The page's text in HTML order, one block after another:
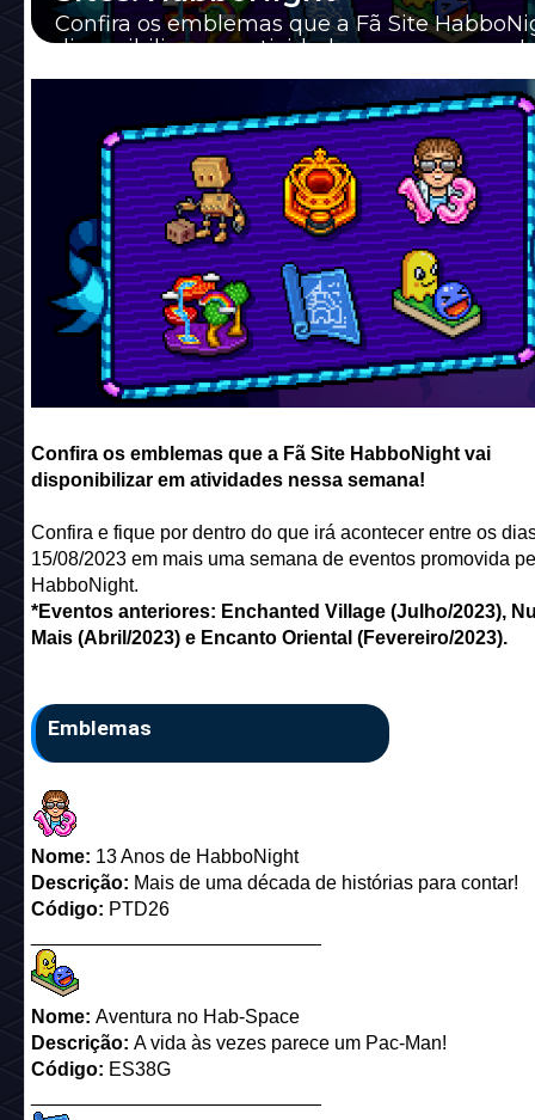
Confira os emblemas que a Fã Site
disponibilizar em atividades nessa semana!
Confira os emblemas que a Fã Site HabboNight vai
disponibilizar em atividades nessa semana!
Confira e fique por dentro do que irá acontecer entre os
15/08/2023 em mais uma semana de eventos promovida
HabboNight.
*Eventos anteriores: Enchanted Village (Julho/2023),
Mais (Abril/2023) e Encanto Oriental (Fevereiro/2023).
Emblemas
Nome: 13 Anos de HabboNight
Descrição: Mais de uma década de histórias para contar!
Código: PTD26
Nome: Aventura no Hab-Space
Descrição: A vida às vezes parece um Pac-Man!
Código: ES38G